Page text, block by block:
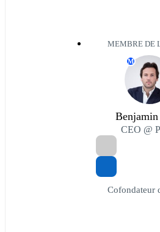
MEMBRE DE
M
CEO @
Cofondateur